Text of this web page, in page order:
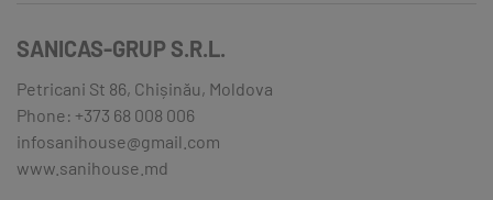
SANICAS-GRUP S.R.L.
Petricani St 86, Chișinău, Moldova
Phone: +373 68 008 006
infosanihouse@gmail.com
www.sanihouse.md